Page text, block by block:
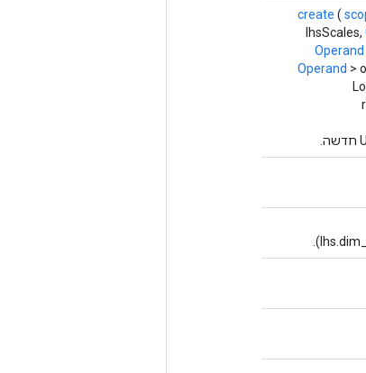
create (
lhsScales,
Operand
Operand >